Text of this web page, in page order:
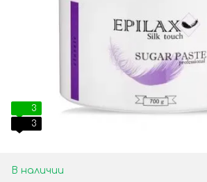
3
3
В наличии